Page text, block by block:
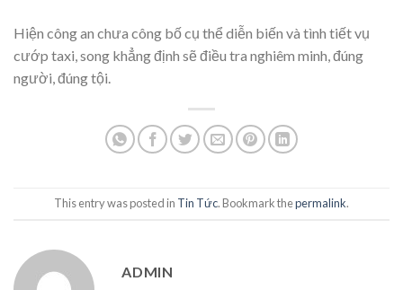
Hiện công an chưa công bố cụ thể diễn biến và tình tiết vụ
cướp taxi, song khẳng định sẽ điều tra nghiêm minh, đúng
người, đúng tội.
This entry was posted in Tin Tức. Bookmark thepermalink.
ADMIN